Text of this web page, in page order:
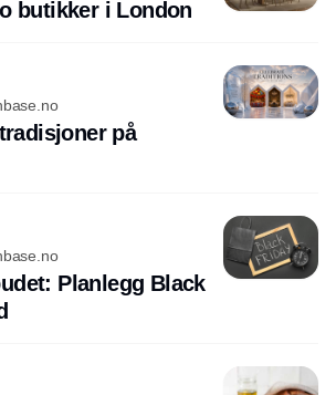
butikker i London
på
Planlegg Black